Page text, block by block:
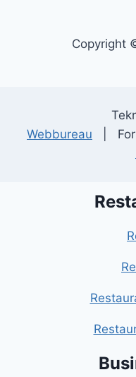
Copyright
Webbureau |